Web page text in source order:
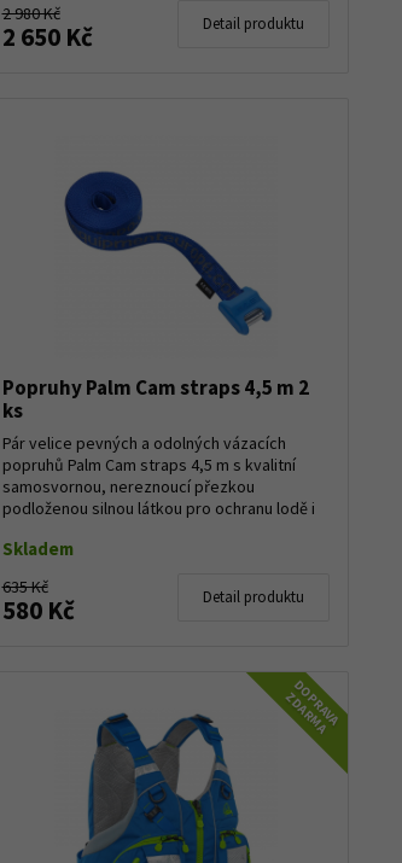
2 980 Kč
2 650 Kč Detail produktu
Popruhy Palm Cam straps 4,5 m 2
ks
Pár velice pevných a odolných vázacích
popruhů Palm Cam straps 4,5 m s kvalitní
samosvornou, nereznoucí přezkou
podloženou silnou látkou pro ochranu lodě i
Skladem
635 Kč
580 Kč Detail produktu
DOPRAVA
ZDARMA